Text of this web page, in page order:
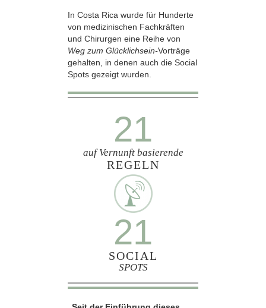
In Costa Rica wurde für Hunderte
von medizinischen Fachkräften
und Chirurgen eine Reihe von
Weg zum Glücklichsein-Vorträge
gehalten, in denen auch die Social
Spots gezeigt wurden.
21
auf Vernunft basierende
REGELN
21
SOCIAL
SPOTS